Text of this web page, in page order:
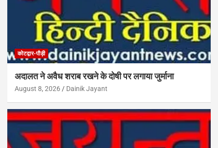
कोटद्वार-पौड़ी
अदालत ने अवैध शराब रखने के दोषी पर लगाया जुर्माना
August 8, 2026 Dainik Jayant